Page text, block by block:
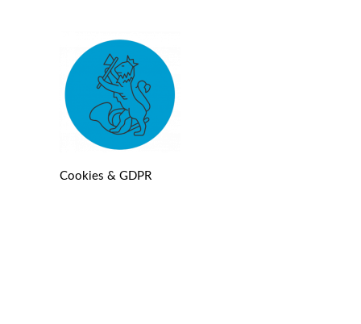
Cookies & GDPR